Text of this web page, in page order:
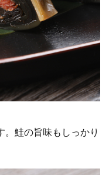
。鮭の旨味もしっかり